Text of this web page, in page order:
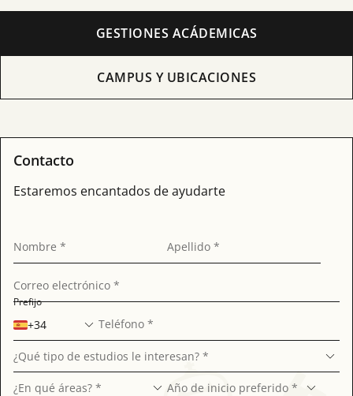
GESTIONES ACÁDEMICAS
CAMPUS Y UBICACIONES
Contacto
Estaremos encantados de ayudarte
Nombre * Apellido *
Correo electrónico *
+34
Prefijo
Teléfono *
¿Qué tipo de estudios le interesan? *
¿En qué áreas? * Año de inicio preferido *